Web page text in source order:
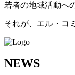
若者の地域活動へ
それが、エル・コ
NEWS